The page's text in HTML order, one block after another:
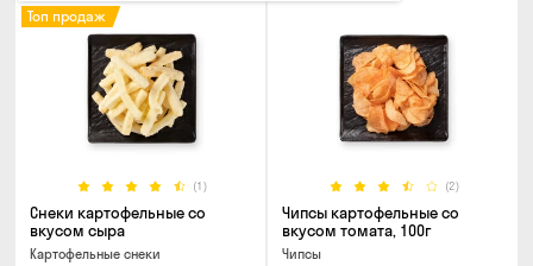
(1)
Топ продаж
Снеки картофельные со
вкусом сыра
Картофельные снеки
(2)
Чипсы картофельные со
вкусом томата, 100г
Чипсы